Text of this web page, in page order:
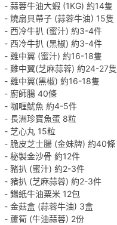
- 蒜蓉牛油大蝦 (1KG) 約14隻
- 燒扇貝帶子 (蒜蓉牛油) 15隻
- 西冷牛扒 (蜜汁) 約3-4件
- 西冷牛扒 (黑椒) 約3-4件
- 雞中翼 (蜜汁) 約16-18隻
- 雞中翼(芝麻蒜蓉) 約24-27隻
- 雞中翼(黑椒) 約16-18隻
- 廚師腸 40條
- 咖喱魷魚 約4-5件
- 長洲珍寶魚蛋 8粒
- 芝心丸 15粒
- 脆皮芝士腸 (金妹牌) 約40條
- 秘製金沙骨 約12件
- 豬扒 (蜜汁) 約2-3件
- 豬扒 (芝麻蒜蓉) 約2-3件
- 鍚紙牛油粟米 12包
- 金菇盒 (蒜蓉牛油) 3盒
- 蘆筍 (牛油蒜蓉) 2份